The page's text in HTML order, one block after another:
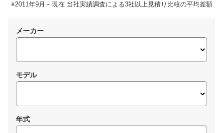
※2011年9月～現在 当社実績調査による3社以上見積り比較の平均差額
メーカー
モデル
年式